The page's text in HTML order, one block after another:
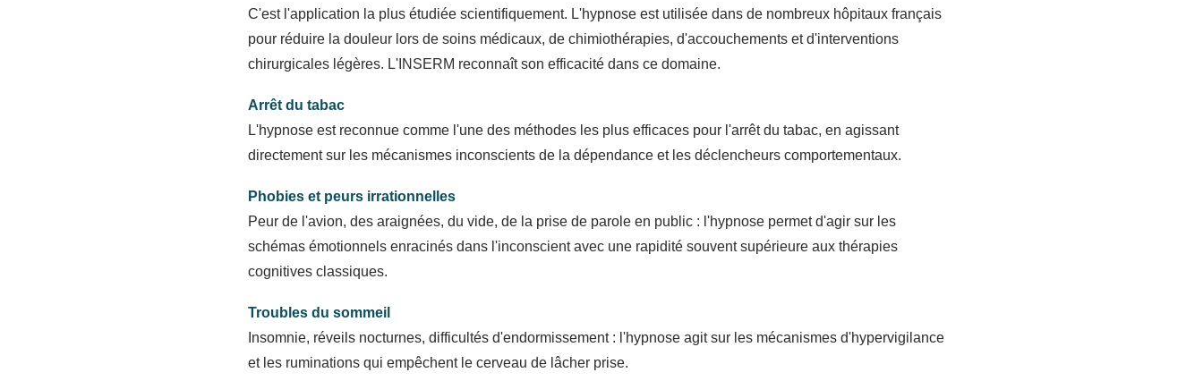
C'est l'application la plus étudiée scientifiquement. L'hypnose est utilisée dans de nombreux hôpitaux français
pour réduire la douleur lors de soins médicaux, de chimiothérapies, d'accouchements et d'interventions
chirurgicales légères. L'INSERM reconnaît son efficacité dans ce domaine.
Arrêt du tabac
L'hypnose est reconnue comme l'une des méthodes les plus efficaces pour l'arrêt du tabac, en agissant
directement sur les mécanismes inconscients de la dépendance et les déclencheurs comportementaux.
Phobies et peurs irrationnelles
Peur de l'avion, des araignées, du vide, de la prise de parole en public : l'hypnose permet d'agir sur les
schémas émotionnels enracinés dans l'inconscient avec une rapidité souvent supérieure aux thérapies
cognitives classiques.
Troubles du sommeil
Insomnie, réveils nocturnes, difficultés d'endormissement : l'hypnose agit sur les mécanismes d'hypervigilance
et les ruminations qui empêchent le cerveau de lâcher prise.